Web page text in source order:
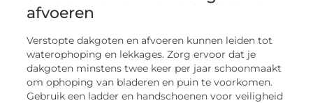
afvoeren
Verstopte dakgoten en afvoeren kunnen leiden tot
waterophoping en lekkages. Zorg ervoor dat je
dakgoten minstens twee keer per jaar schoonmaakt
om ophoping van bladeren en puin te voorkomen.
Gebruik een ladder en handschoenen voor veiligheid